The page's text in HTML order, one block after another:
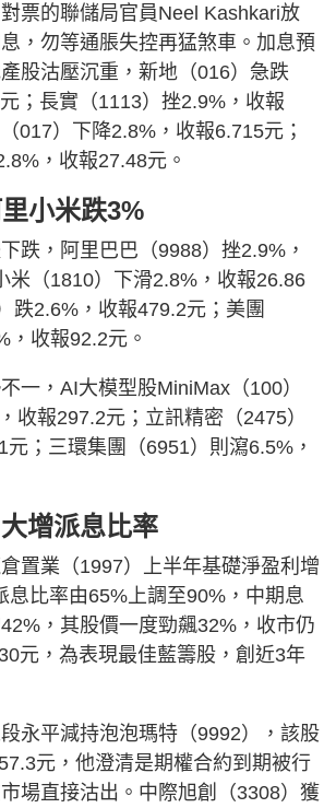
票的聯儲局官員Neel Kashkari放
，勿等通脹失控再猛煞車。加息預
股沽壓沉重，新地（016）急跌
；長實（1113）挫2.9%，收報
017）下降2.8%，收報6.715元；
，收報27.48元。
小米跌3%
跌，阿里巴巴（9988）挫2.9%，
米（1810）下滑2.8%，收報26.86
跌2.6%，收報479.2元；美團
，收報92.2元。
一，AI大模型股MiniMax（100）
收報297.2元；立訊精密（2475）
；三環集團（6951）則瀉6.5%，
增派息比率
置業（1997）上半年基礎淨盈利增
息比率由65%上調至90%，中期息
，其股價一度勁飆32%，收市仍
元，為表現最佳藍籌股，創近3年
永平減持泡泡瑪特（9992），該股
元，他澄清是期權合約到期被行
場直接沽出。中際旭創（3308）獲